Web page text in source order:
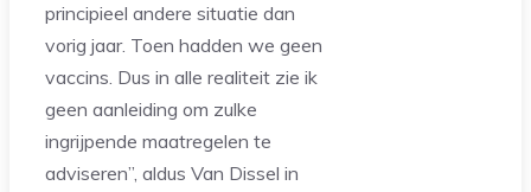
principieel andere situatie dan
vorig jaar. Toen hadden we geen
vaccins. Dus in alle realiteit zie ik
geen aanleiding om zulke
ingrijpende maatregelen te
adviseren”, aldus Van Dissel in